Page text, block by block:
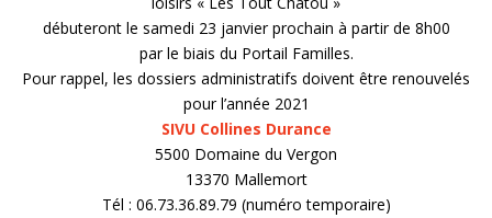
débuteront le samedi 23 janvier prochain à partir de 8h00
par le biais du Portail Familles.
Pour rappel, les dossiers administratifs doivent être renouvelés
pour l’année 2021
SIVU Collines Durance
5500 Domaine du Vergon
13370 Mallemort
Tél : 06.73.36.89.79 (numéro temporaire)